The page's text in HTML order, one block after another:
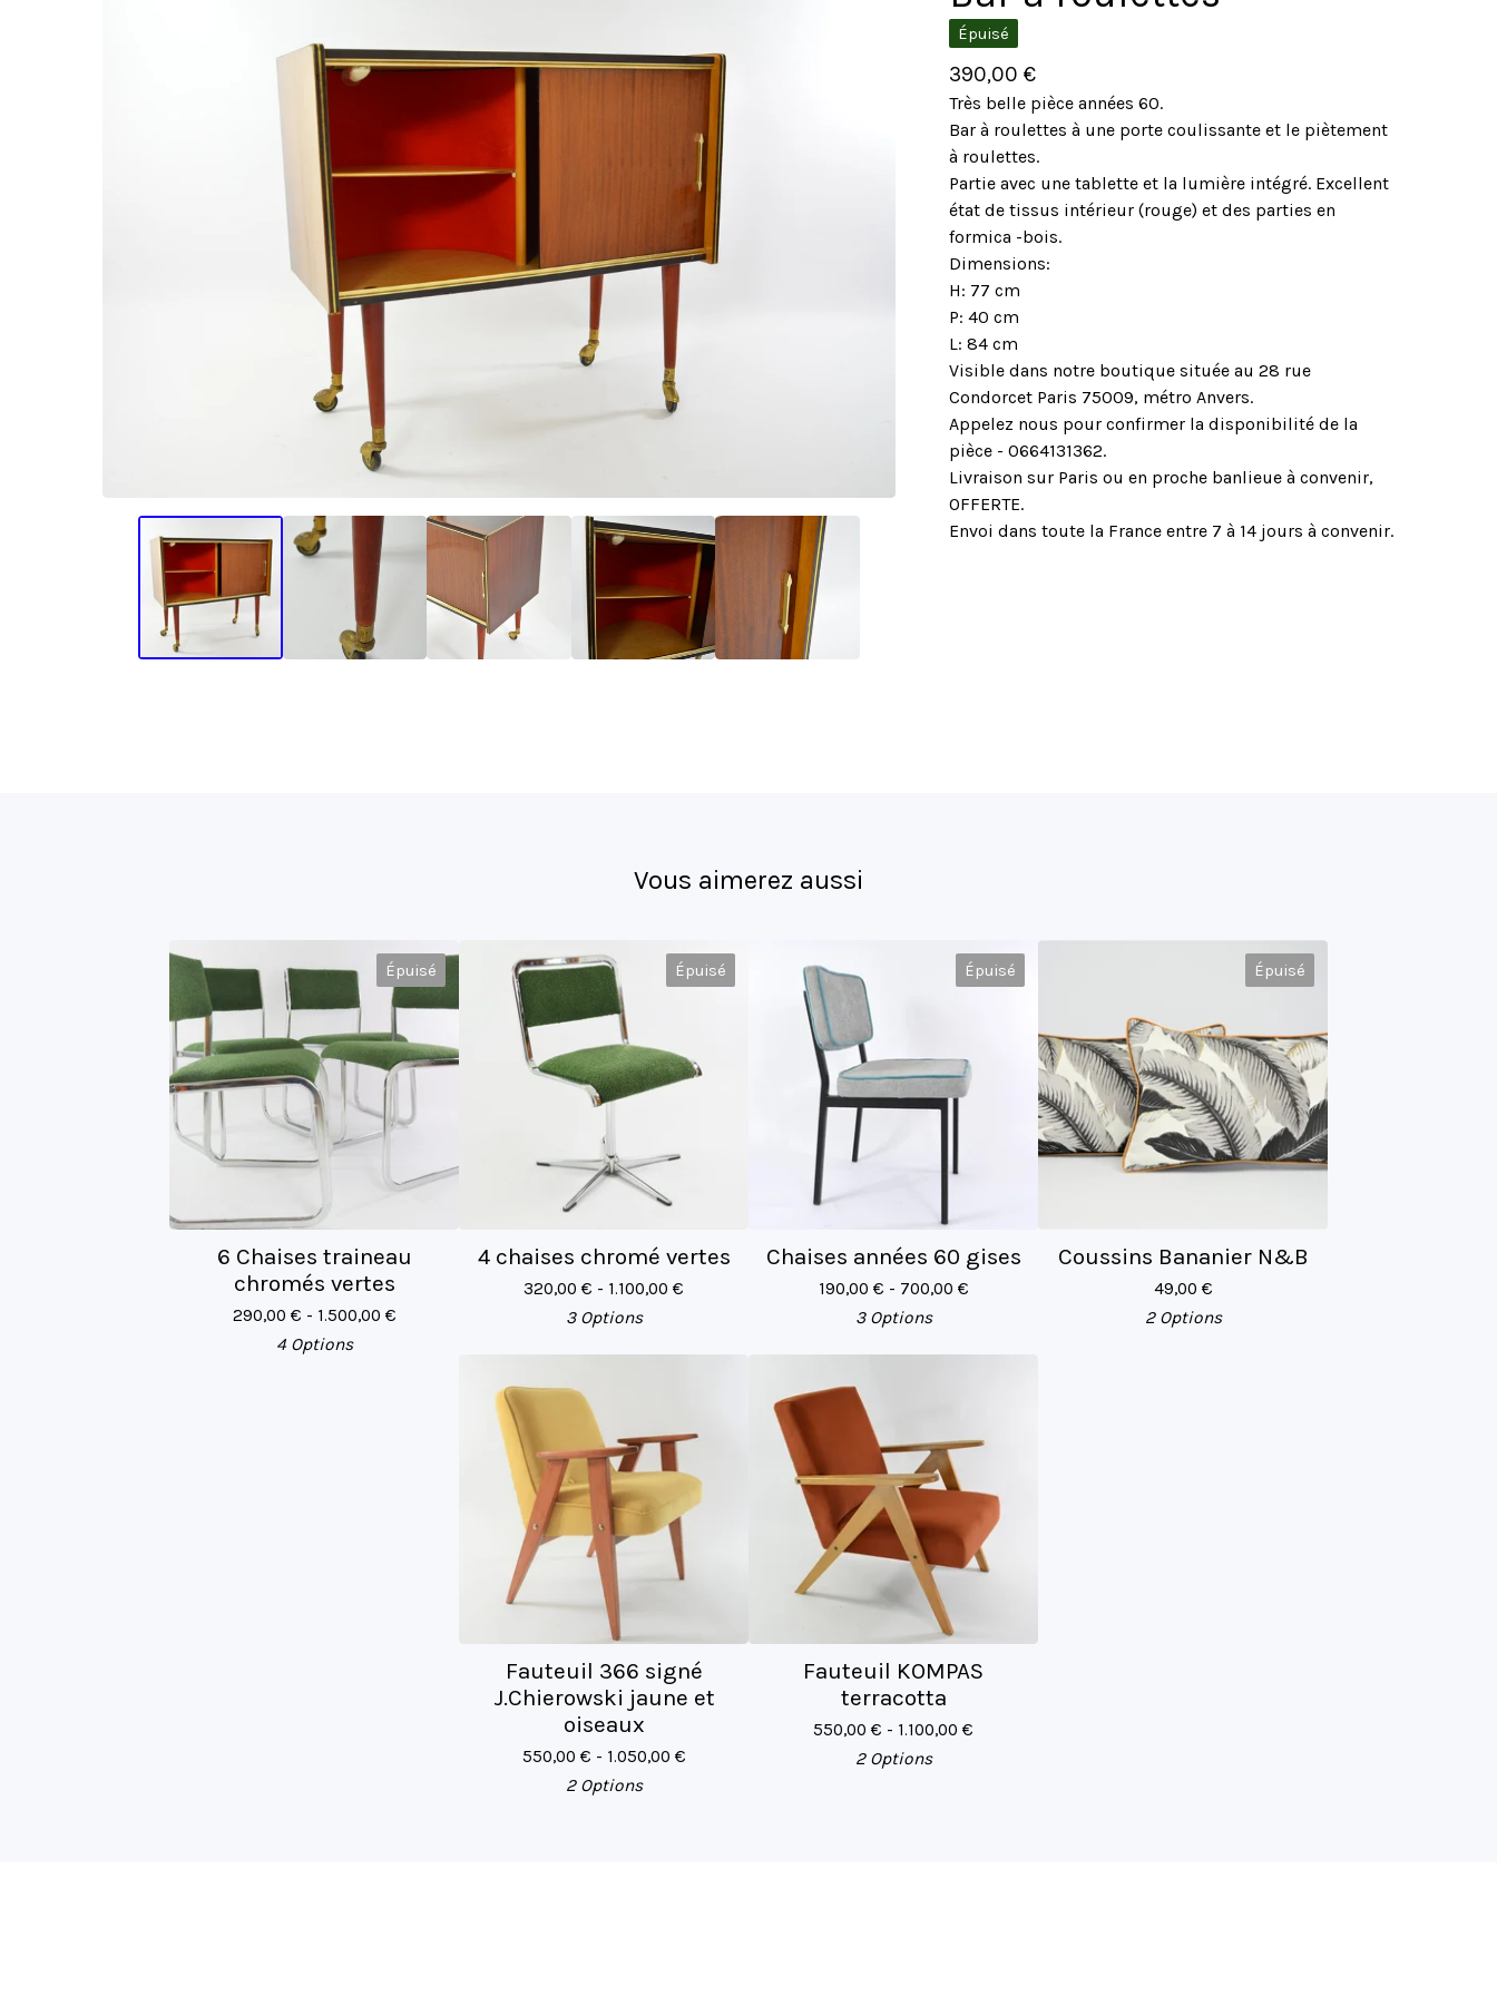
Épuisé
390,00 €
Très belle pièce années 60.
Bar à roulettes à une porte coulissante et le piètement
à roulettes.
Partie avec une tablette et la lumière intégré. Excellent
état de tissus intérieur (rouge) et des parties en
formica -bois.
Dimensions:
H: 77 cm
P: 40 cm
L: 84 cm
Visible dans notre boutique située au 28 rue
Condorcet Paris 75009, métro Anvers.
Appelez nous pour confirmer la disponibilité de la
pièce - 0664131362.
Livraison sur Paris ou en proche banlieue à convenir,
OFFERTE.
Envoi dans toute la France entre 7 à 14 jours à convenir.
Vous aimerez aussi
Épuisé
6 Chaises traineau
chromés vertes
290,00 € - 1.500,00 €
4 Options
Épuisé
4 chaises chromé vertes
320,00 € - 1.100,00 €
3 Options
Épuisé
Chaises années 60 gises
190,00 € - 700,00 €
3 Options
Épuisé
Coussins Bananier N&B
49,00 €
2 Options
Fauteuil 366 signé
J.Chierowski jaune et
oiseaux
550,00 € - 1.050,00 €
2 Options
Fauteuil KOMPAS
terracotta
550,00 € - 1.100,00 €
2 Options